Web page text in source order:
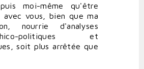
moi-même qu'être
avec vous, bien que ma
nourrie d'analyses
politiques et
soit plus arrêtée que